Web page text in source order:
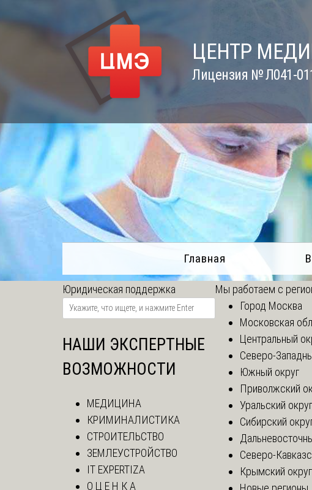
ЦЕНТР
Лицензия № Л041-
Главная
Юридическая поддержка
НАШИ ЭКСПЕРТНЫЕ
ВОЗМОЖНОСТИ
МЕДИЦИНА
КРИМИНАЛИСТИКА
СТРОИТЕЛЬСТВО
ЗЕМЛЕУСТРОЙСТВО
IT EXPERTIZA
О Ц Е Н К А
Мы работаем с
Город Москва
Московская
Центральный
Северо-
Южный округ
Приволжский
Уральский округ
Сибирский
Северо-
Крымский округ